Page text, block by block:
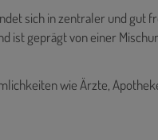
sich in zentraler und gut
ist geprägt von einer
wie Ärzte,